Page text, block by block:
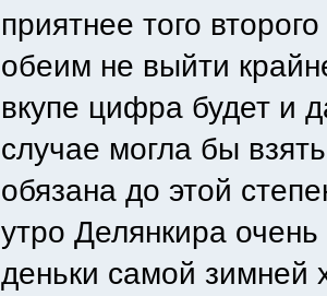
приятнее того
обеим не выйти
вкупе цифра будет и
случае могла бы
обязана до этой
утро Делянкира
деньки самой зимней